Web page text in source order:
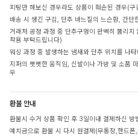
피팅만 해보신 경우라도 상품이 훼손된 경우(구
배송 시 생긴 구김, 단추 바느질의 느슨함, 간
거래처 공정 과정 중 단추구멍이 완벽히 뚫리
착용 부탁드립니다)
워싱 과정 중 발생하는 냄새와 단추 위치를 나
지퍼의 뻣뻣한 움직임, 신발이나 가방 및 소품
우
환불 안내
환불시 수거 상품 확인 후 3일이내 결제하신 방
예치금으로 환불 시 다시 원결제(무통장,핸드폰